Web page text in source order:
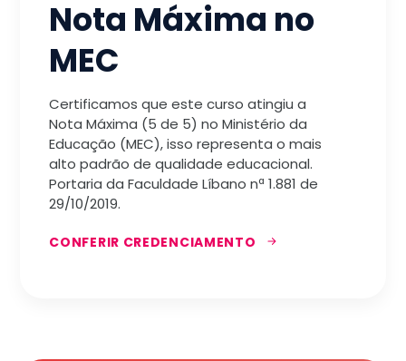
Nota Máxima no
MEC
Certificamos que este curso atingiu a
Nota Máxima (5 de 5) no Ministério da
Educação (MEC), isso representa o mais
alto padrão de qualidade educacional.
Portaria da Faculdade Líbano nª 1.881 de
29/10/2019.
CONFERIR CREDENCIAMENTO